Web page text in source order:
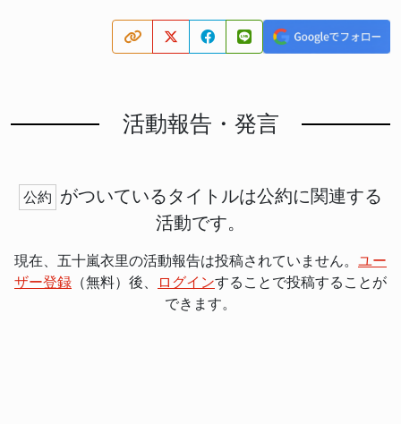
活動報告・発言
公約 がついているタイトルは公約に関連する
活動です。
現在、五十嵐衣里の活動報告は投稿されていません。 ユー
ザー登録 （無料）後、 ログインすることで投稿することが
できます。